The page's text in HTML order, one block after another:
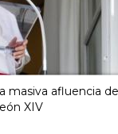
masiva afluencia de
XIV